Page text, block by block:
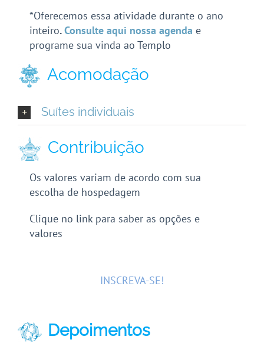
*Oferecemos essa atividade durante o ano
inteiro.Consulte aqui nossa agenda e
programe sua vinda ao Templo
Acomodação
Suítes individuais
Contribuição
Os valores variam de acordo com sua
escolha de hospedagem
Clique no link para saber as opções e
valores
INSCREVA-SE!
Depoimentos